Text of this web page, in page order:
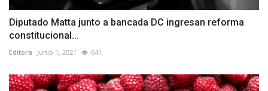
Diputado Matta junto a bancada DC ingresan reforma
constitucional...
Editora Junio 1, 2021 641